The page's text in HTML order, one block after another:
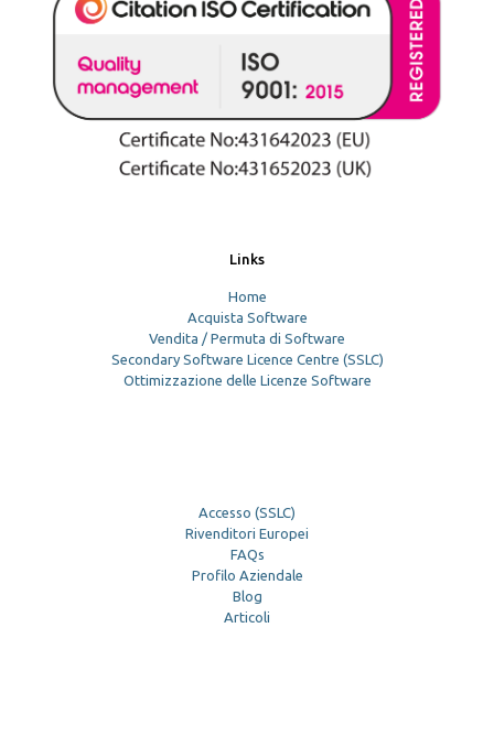
Links
Home
Acquista Software
Vendita / Permuta di Software
Secondary Software Licence Centre (SSLC)
Ottimizzazione delle Licenze Software
Accesso (SSLC)
Rivenditori Europei
FAQs
Profilo Aziendale
Blog
Articoli